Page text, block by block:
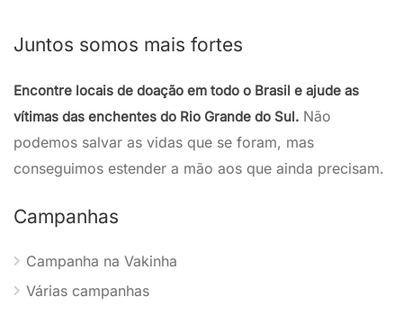
Juntos somos mais fortes
Encontre locais de doação em todo o Brasil e ajude as
vítimas das enchentes do Rio Grande do Sul. Não
podemos salvar as vidas que se foram, mas
conseguimos estender a mão aos que ainda precisam.
Campanhas
Campanha na Vakinha
Várias campanhas